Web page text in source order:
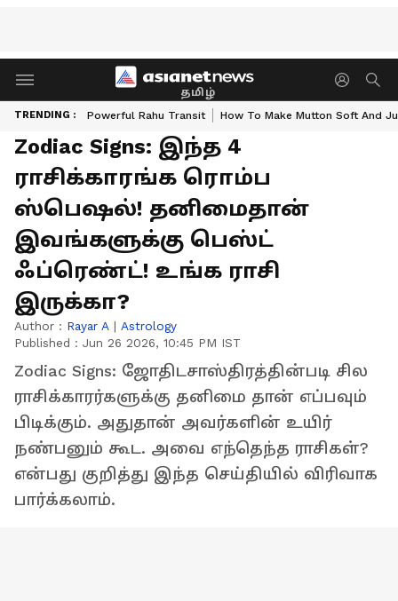
தமிழ்
TRENDING : Powerful Rahu Transit How To Make Mutton Soft And
Zodiac Signs: இந்த 4
ராசிக்காரங்க ரொம்ப
ஸ்பெஷல்! தனிமைதான்
இவங்களுக்கு பெஸ்ட்
ஃப்ரெண்ட்! உங்க ராசி
இருக்கா?
Author : Rayar A | Astrology
Published : Jun 26 2026, 10:45 PM IST
Zodiac Signs: ஜோதிடசாஸ்திரத்தின்படி சில
ராசிக்காரர்களுக்கு தனிமை தான் எப்பவும்
பிடிக்கும். அதுதான் அவர்களின் உயிர்
நண்பனும் கூட. அவை எந்தெந்த ராசிகள்?
என்பது குறித்து இந்த செய்தியில் விரிவாக
பார்க்கலாம்.